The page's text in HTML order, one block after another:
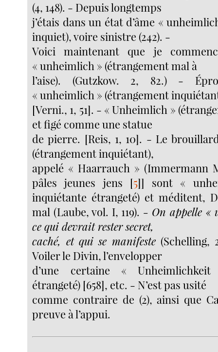
(4, 148). - Depuis longtemps
j’étais dans un état d’âme «
inquiet), voire sinistre (242). -
Voici maintenant que je
« unheimlich » (étrangement mal à
l’aise). (Gutzkow. 2, 82.) -
« unheimlich » (étrangement
[Verni., 1, 51]. - « Unheimlich »
et figé comme une statue
de pierre. [Reis, 1, 10]. - Le
(étrangement inquiétant),
appelé « Haarrauch » (Immermann
pâles jeunes jens [5]] sont «
inquiétante étrangeté) et méditent,
mal (Laube, vol. I, 119). - On appelle «
ce qui devrait rester secret,
caché, et qui se manifeste (Schelling,
Voiler le Divin, l’envelopper
d’une certaine «
étrangeté) [658], etc. - N’est pas usité
comme contraire de (2), ainsi que
preuve à l’appui.